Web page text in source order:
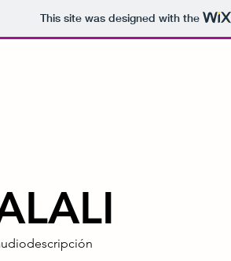
This site was designed with the